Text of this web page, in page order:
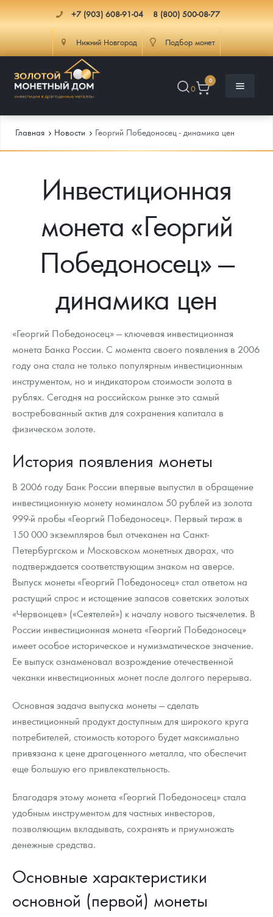
+7 (903) 608-91-04 8 (800) 500-08-77
Нижний Новгород Подбор монет
0
0
Каталог Монет
Инвестиционные монеты
Монеты Россия и СССР
Памятные и старинные монеты
Монеты Царской России
Монеты стран мира после 1950г
Георгий Победоносец
Золотой червонец Сеятель
Золотые слитки
Аксессуары
Гарри Поттер
Флот: ледоколы и корабли
Жетоны "Необыкновенные обитатели глубин"
Ювелирные изделия
Русская нумизматика
Золотая карманная галерея
Наборы подарочных и коллекционных монет
Монеты и жетоны из недрагоценных металлов
Книги по нумизматике
Как сделать заказ
Подлинность монет
Выкуп монет
Выкуп серебряных монет
Вопрос - ответ
Памятка для работы с монетами из драгметаллов
Условия возврата
Политика конфиденциальности
Положение по обработке и защите персональных данных
Доставка
Информация
Распродажа монет и жетонов
Аналитика и события
Итоги 2025 года. Прогноз курсов золота, серебра, платины на
2026 год
Cтатьи
Георгий Победоносец - динамика цен
Курс золота и серебра
Лом выкуп
Скупка слитков
Контакты
О нас
Наши преимущества
Письмо директору
Главная Новости Георгий Победоносец - динамика цен
Инвестиционная
монета «Георгий
Победоносец» —
динамика цен
«Георгий Победоносец» — ключевая инвестиционная
монета Банка России. С момента своего появления в 2006
году она стала не только популярным инвестиционным
инструментом, но и индикатором стоимости золота в
рублях. Сегодня на российском рынке это самый
востребованный актив для сохранения капитала в
физическом золоте.
История появления монеты
В 2006 году Банк России впервые выпустил в обращение
инвестиционную монету номиналом 50 рублей из золота
999-й пробы «Георгий Победоносец». Первый тираж в
150 000 экземпляров был отчеканен на Санкт-
Петербургском и Московском монетных дворах, что
подтверждается соответствующим знаком на аверсе.
Выпуск монеты «Георгий Победоносец» стал ответом на
растущий спрос и истощение запасов советских золотых
«Червонцев» («Сеятелей») к началу нового тысячелетия. В
России инвестиционная монета «Георгий Победоносец»
имеет особое историческое и нумизматическое значение.
Ее выпуск ознаменовал возрождение отечественной
чеканки инвестиционных монет после долгого перерыва.
Основная задача выпуска монеты — сделать
инвестиционный продукт доступным для широкого круга
потребителей, стоимость которого будет максимально
привязана к цене драгоценного металла, что обеспечит
еще большую его привлекательность.
Благодаря этому монета «Георгий Победоносец» стала
удобным инструментом для частных инвесторов,
позволяющим вкладывать, сохранять и приумножать
денежные средства.
Основные характеристики
основной (первой) монеты